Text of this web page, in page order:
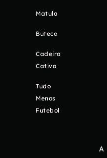
Matula
Buteco
Cadeira
Cativa
Tudo
Menos
Futebol
A